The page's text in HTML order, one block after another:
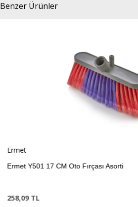
Benzer Ürünler
CM Oto Fırçası Asorti